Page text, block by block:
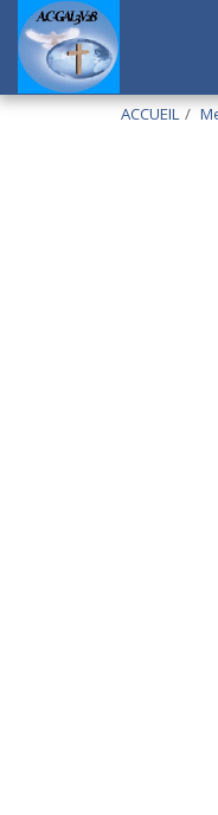
ACCUEIL